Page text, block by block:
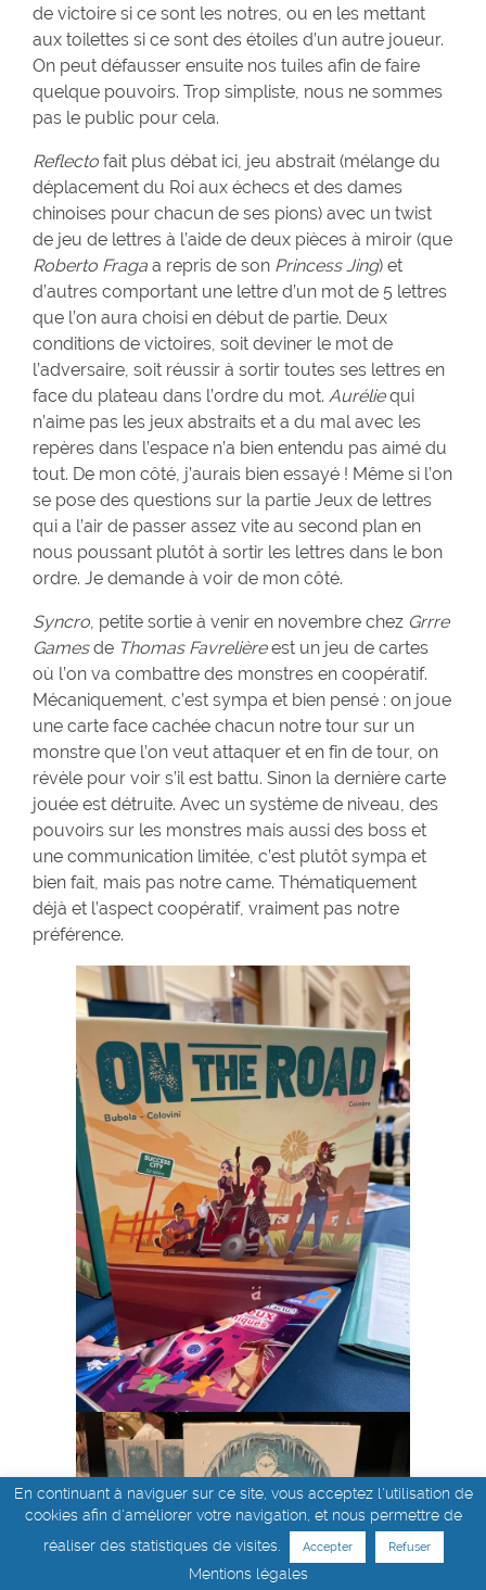
de victoire si ce sont les notres, ou en les mettant
aux toilettes si ce sont des étoiles d’un autre joueur.
On peut défausser ensuite nos tuiles afin de faire
quelque pouvoirs. Trop simpliste, nous ne sommes
pas le public pour cela.
Reflecto fait plus débat ici, jeu abstrait (mélange du
déplacement du Roi aux échecs et des dames
chinoises pour chacun de ses pions) avec un twist
de jeu de lettres à l’aide de deux pièces à miroir (que
Roberto Fraga a repris de son Princess Jing) et
d’autres comportant une lettre d’un mot de 5 lettres
que l’on aura choisi en début de partie. Deux
conditions de victoires, soit deviner le mot de
l’adversaire, soit réussir à sortir toutes ses lettres en
face du plateau dans l’ordre du mot. Auréliequi
n’aime pas les jeux abstraits et a du mal avec les
repères dans l’espace n’a bien entendu pas aimé du
tout. De mon côté, j’aurais bien essayé ! Même si l’on
se pose des questions sur la partie Jeux de lettres
qui a l’air de passer assez vite au second plan en
nous poussant plutôt à sortir les lettres dans le bon
ordre. Je demande à voir de mon côté.
Syncro, petite sortie à venir en novembre chez Grrre
Gamesde Thomas Favrelièreest un jeu de cartes
où l’on va combattre des monstres en coopératif.
Mécaniquement, c’est sympa et bien pensé : on joue
une carte face cachée chacun notre tour sur un
monstre que l’on veut attaquer et en fin de tour, on
révèle pour voir s’il est battu. Sinon la dernière carte
jouée est détruite. Avec un système de niveau, des
pouvoirs sur les monstres mais aussi des boss et
une communication limitée, c’est plutôt sympa et
bien fait, mais pas notre came. Thématiquement
déjà et l’aspect coopératif, vraiment pas notre
préférence.
En continuant à naviguer sur ce site, vous acceptez l'utilisation de
cookies afin d'améliorer votre navigation, et nous permettre de
réaliser des statistiques de visites.
Accepter Refuser
Mentions légales